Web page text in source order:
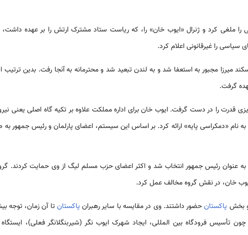
قانون اساسی را ملغی کرد و ژنرال «ایوب خان» را، که ریاست ستاد مشترک ارتش را بر عهده
را غیرقانونی اعلام کرد.
میرزا مجبور به استعفا شد و به لندن تبعید شد و محترمانه به آنجا رفت. بدین
گرفت.
قدرت را در دست گرفت. ایوب خان برای اداره مملکت علاوه بر تکیه گاه اصلی یعنی
نام «دمکراسی پایه» ارائه کرد. بر اساس این سیستم، اعضای پارلمان و رئیس جمهور به
عنوان رئیس جمهور انتخاب شد و اکثر اعضای حزب مسلم لیگ از وی حمایت کردند.
خان، در نقش گروه مخالف عمل کرد.
بخش پاکستانحضور داشتند. وی در مقایسه با سایر رهبران پاکستان تا آن زمان، توجه
تأسیس فرودگاه بین المللی، ایجاد شهرک ایوب نگر (شیربنگلانگر فعلی)، ایستگاه